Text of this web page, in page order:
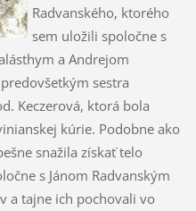
Radvanského, ktorého
sem uložili spoločne s
a Andrejom
sestra
Keczerová, ktorá bola
kúrie. Podobne ako
snažila získať telo
s Jánom Radvanským
a tajne ich pochovali vo